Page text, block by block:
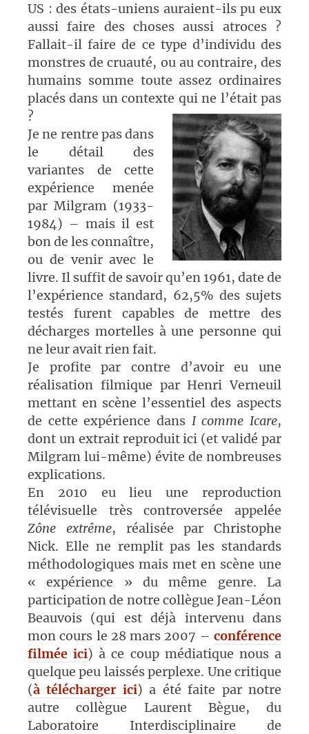
US : des états-uniens auraient-ils pu eux
aussi faire des choses aussi atroces ?
Fallait-il faire de ce type d’individu des
monstres de cruauté, ou au contraire, des
humains somme toute assez ordinaires
placés dans un contexte qui ne l’était pas
?
Je ne rentre pas dans
le détail des
variantes de cette
expérience menée
par Milgram (1933-
1984) – mais il est
bon de les connaître,
ou de venir avec le
livre. Il suffit de savoir qu’en 1961, date de
l’expérience standard, 62,5% des sujets
testés furent capables de mettre des
décharges mortelles à une personne qui
ne leur avait rien fait.
Je profite par contre d’avoir eu une
réalisation filmique par Henri Verneuil
mettant en scène l’essentiel des aspects
de cette expérience dans I comme Icare,
dont un extrait reproduit ici (et validé par
Milgram lui-même) évite de nombreuses
explications.
En 2010 eu lieu une reproduction
télévisuelle très controversée appelée
Zône extrême, réalisée par Christophe
Nick. Elle ne remplit pas les standards
méthodologiques mais met en scène une
« expérience » du même genre. La
participation de notre collègue Jean-Léon
Beauvois (qui est déjà intervenu dans
mon cours le 28 mars 2007 – conférence
filmée ici) à ce coup médiatique nous a
quelque peu laissés perplexe. Une critique
(à télécharger ici) a été faite par notre
autre collègue Laurent Bègue, du
Laboratoire Interdisciplinaire de